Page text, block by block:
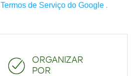
ORGANIZAR
POR
Termos de Serviço do Google .